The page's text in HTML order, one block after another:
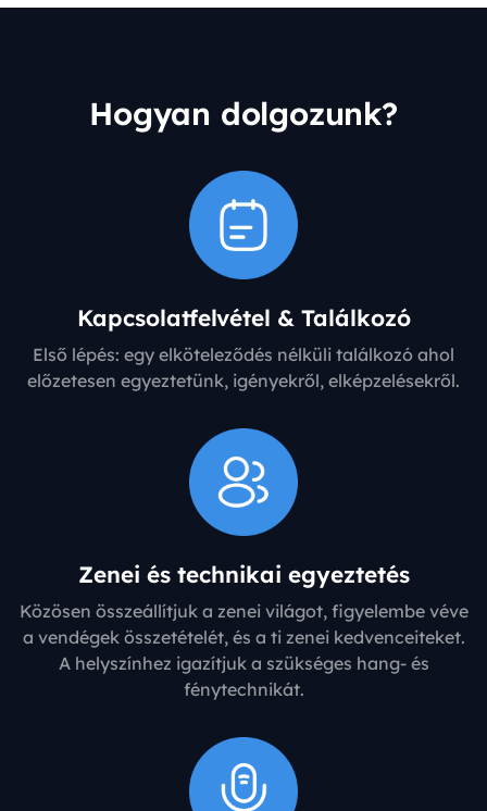
Hogyan dolgozunk?
Kapcsolatfelvétel & Találkozó
Első lépés: egy elköteleződés nélküli találkozó ahol
előzetesen egyeztetünk, igényekről, elképzelésekről.
Zenei és technikai egyeztetés
Közösen összeállítjuk a zenei világot, figyelembe véve
a vendégek összetételét, és a ti zenei kedvenceiteket.
A helyszínhez igazítjuk a szükséges hang- és
fénytechnikát.